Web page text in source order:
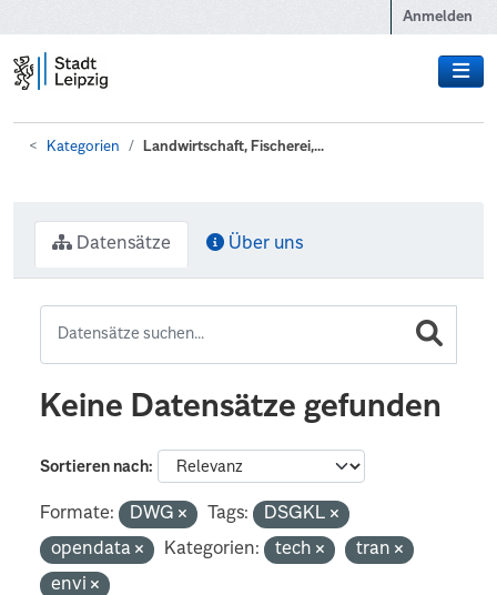
Anmelden
Kategorien Landwirtschaft, Fischerei,...
Datensätze Über uns
Keine Datensätze gefunden
Sortieren nach
Formate: DWG Tags:
DSGKL
opendata
Kategorien: tech
tran
envi